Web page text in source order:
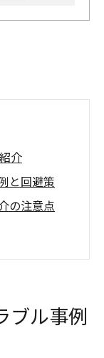
介
と回避策
の注意点
防止法
ュニケーシ
ブル事例